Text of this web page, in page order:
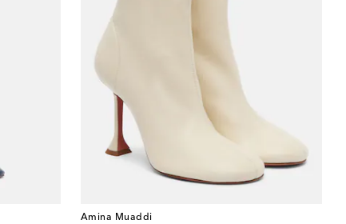
Amina Muaddi